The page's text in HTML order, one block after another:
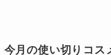
今月の使い切りコス